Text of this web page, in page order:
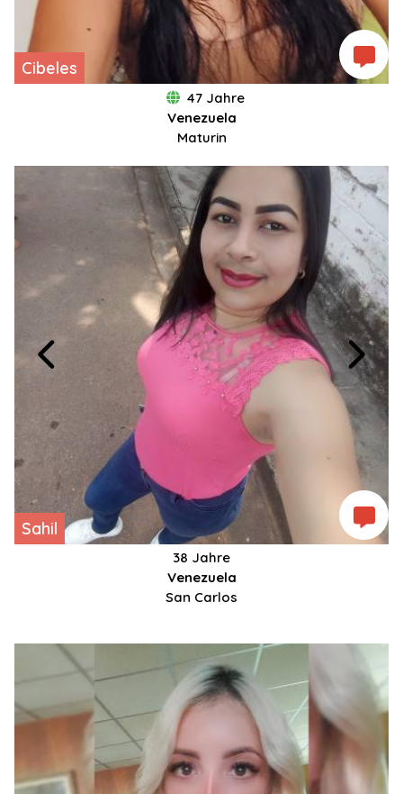
Cibeles
47 Jahre
Venezuela
Maturin
Sahil
38 Jahre
Venezuela
San Carlos